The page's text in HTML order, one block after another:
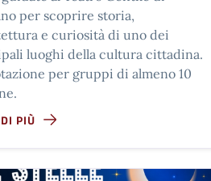
per scoprire storia,
e curiosità di uno dei
luoghi della cultura cittadina.
per gruppi di almeno 10
PIÙ